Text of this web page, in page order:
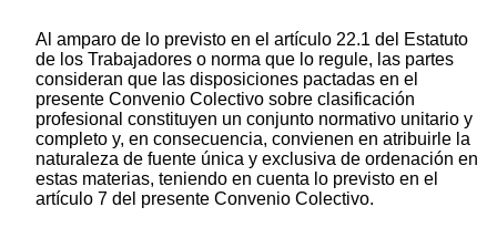
Al amparo de lo previsto en el artículo 22.1 del Estatuto
de los Trabajadores o norma que lo regule, las partes
consideran que las disposiciones pactadas en el
presente Convenio Colectivo sobre clasificación
profesional constituyen un conjunto normativo unitario y
completo y, en consecuencia, convienen en atribuirle la
naturaleza de fuente única y exclusiva de ordenación en
estas materias, teniendo en cuenta lo previsto en el
artículo 7 del presente Convenio Colectivo.